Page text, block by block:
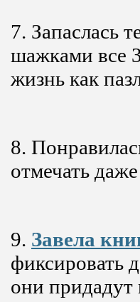
7. Запаслась
шажками все
жизнь как
8.
отмечать
9. Завела
фиксировать
они